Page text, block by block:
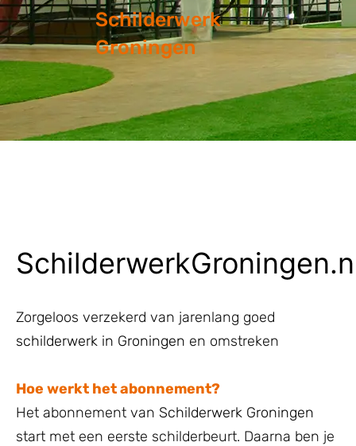
Schilderwerk
Groningen
Zorgeloos verzekerd van jarenlang goed
schilderwerk in Groningen en omstreken
Hoe werkt het abonnement?​
Het abonnement van Schilderwerk Groningen
start met een eerste schilderbeurt. Daarna ben je